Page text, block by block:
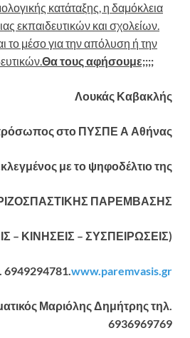
κατάταξης, η δαμόκλεια
εκπαιδευτικών και σχολείων.
το μέσο για την απόλυση ή την
Θα τους αφήσουμε;;;;
Λουκάς Καβακλής
στο ΠΥΣΠΕ Α Αθήνας
με το ψηφοδέλτιο της
ΠΑΡΕΜΒΑΣΗΣ
– ΚΙΝΗΣΕΙΣ – ΣΥΣΠΕΙΡΩΣΕΙΣ)
6949294781.www.paremvasis.gr
Μαριόλης Δημήτρης τηλ.
6936969769